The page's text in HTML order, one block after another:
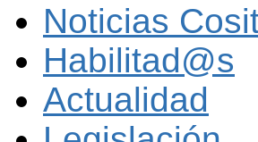
Noticias
Habilitad@s
Actualidad